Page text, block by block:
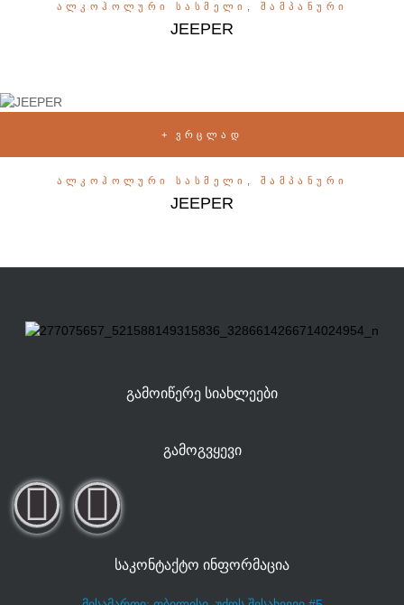
ᲐᲚᲙᲝᲰᲝᲚᲣᲠᲘ ᲡᲐᲡᲛᲔᲚᲘ ᲨᲐᲛᲞᲐᲜᲣᲠᲘ
JEEPER
ᲕᲠᲪᲚᲐᲓ
ᲐᲚᲙᲝᲰᲝᲚᲣᲠᲘ ᲡᲐᲡᲛᲔᲚᲘ ᲨᲐᲛᲞᲐᲜᲣᲠᲘ
JEEPER
ᲒᲐᲛᲝᲘᲬᲔᲠᲔ ᲡᲘᲐᲮᲚᲔᲔᲑᲘ
ᲒᲐᲛᲝᲒᲕᲧᲔᲕᲘ
ᲡᲐᲙᲝᲜᲢᲐᲥᲢᲝ ᲘᲜᲤᲝᲠᲛᲐᲪᲘᲐ